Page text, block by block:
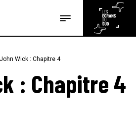
Les articles
John Wick : Chapitre 4
: Chapitre 4